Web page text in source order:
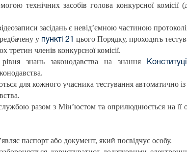
технічних засобів голова конкурсної
засідань є невід’ємною частиною
у пункті 21 цього Порядку, проходять
членів конкурсної комісії.
знань законодавства на знання
для кожного учасника тестування автоматично
разом з Мін’юстом та оприлюднюється на її
паспорт або документ, який посвідчує особу.